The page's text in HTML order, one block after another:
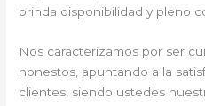
brinda disponibilidad y pleno
Nos caracterizamos por ser
honestos, apuntando a la
clientes, siendo ustedes